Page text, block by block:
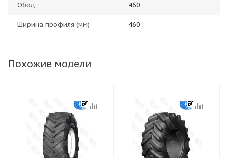
Обод 460
Ширина профиля (мм) 460
Похожие модели